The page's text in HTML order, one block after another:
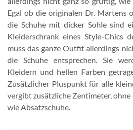
Egal ob die originalen Dr. Martens
die Schuhe mit dicker Sohle sind
Kleiderschrank eines Style-Chics
muss das ganze Outfit allerdings
die Schuhe entsprechen. Sie
Kleidern und hellen Farben
Zusätzlicher Pluspunkt für alle
vergibt zusätzliche Zentimeter, ohne
wie Absatzschuhe.